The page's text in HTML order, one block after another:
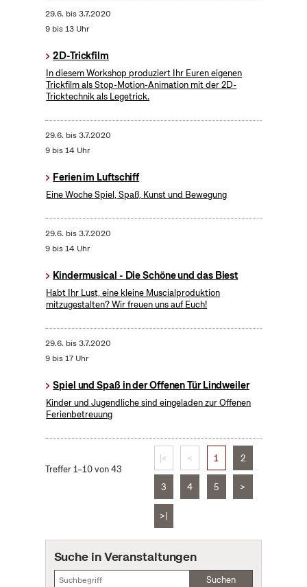
29.6. bis3.7.2020
9 bis 13 Uhr
2D-Trickfilm
In diesem Workshop produziert Ihr Euren eigenen
Trickfilm als Stop-Motion-Animation mit der 2D-
Tricktechnik als Legetrick.
29.6. bis3.7.2020
9 bis 14 Uhr
Ferien im Luftschiff
Eine Woche Spiel, Spaß, Kunst und Bewegung
29.6. bis3.7.2020
9 bis 14 Uhr
Kindermusical - Die Schöne und das Biest
Habt Ihr Lust, eine kleine Muscialproduktion
mitzugestalten? Wir freuen uns auf Euch!
29.6. bis3.7.2020
9 bis 17 Uhr
Spiel und Spaß in der Offenen Tür Lindweiler
Kinder und Jugendliche sind eingeladen zur Offenen
Ferienbetreuung
Treffer 1–10 von 43
|< < 1 2
3 4 5 >
>|
Suche in Veranstaltungen
Suchen